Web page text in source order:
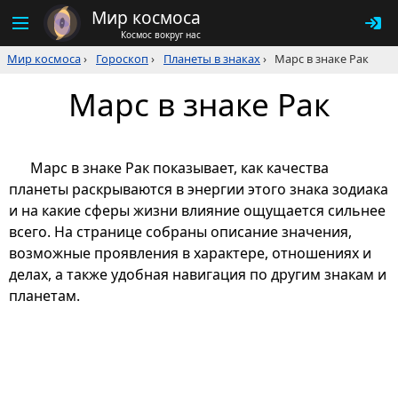
Мир космоса
Космос вокруг нас
Мир космоса› Гороскоп › Планеты в знаках› Марс в знаке Рак
Марс в знаке Рак
Марс в знаке Рак показывает, как качества
планеты раскрываются в энергии этого знака зодиака
и на какие сферы жизни влияние ощущается сильнее
всего. На странице собраны описание значения,
возможные проявления в характере, отношениях и
делах, а также удобная навигация по другим знакам и
планетам.